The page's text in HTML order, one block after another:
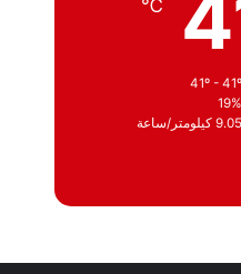
℃
19%
9.05 كيلومتر/ساعة